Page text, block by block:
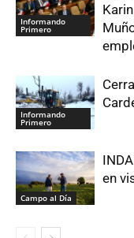
Informando
Primero
Informando
Primero
Campo al Día
en